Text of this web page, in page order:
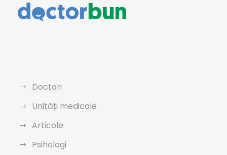
Doctori
Unități medicale
Articole
Psihologi